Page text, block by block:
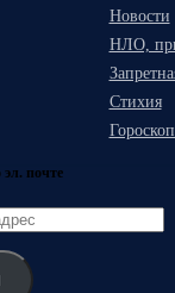
Новости
НЛО,
Стихия
эл. почте